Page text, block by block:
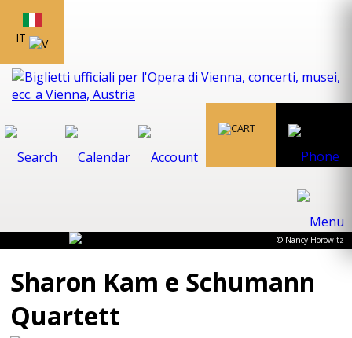
IT
© Nancy Horowitz
Sharon Kam e Schumann
Quartett